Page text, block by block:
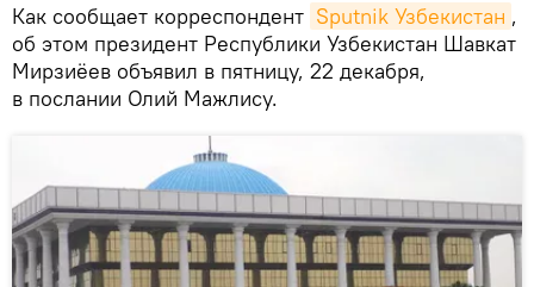
Как сообщает корреспондент Sputnik Узбекистан ,
об этом президент Республики Узбекистан Шавкат
Мирзиёев объявил в пятницу, 22 декабря,
в послании Олий Мажлису.